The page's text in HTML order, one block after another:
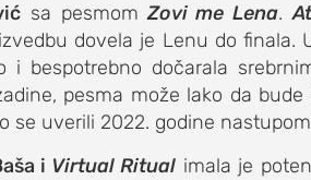
sa pesmom Zovi me Lena.
dovela je Lenu do finala.
i bespotrebno dočarala
pesma može lako da
se uverili 2022. godine nastupom
i Virtual Ritual imala je